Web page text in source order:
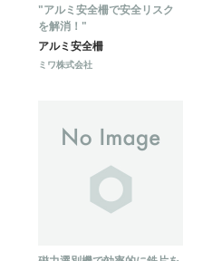
"アルミ安全柵で安全リスク
を解消！"
アルミ安全柵
ミワ株式会社